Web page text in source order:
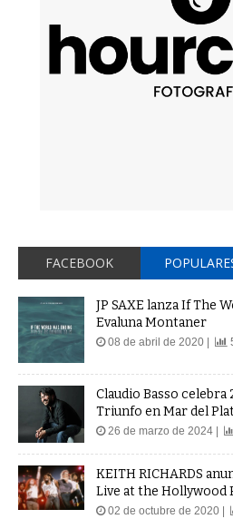
FACEBOOK
JP SAXE lanza If The
Evaluna Montaner
08 de abril de 2020 |
Claudio Basso
Triunfo en Mar del
26 de marzo de 2024 |
KEITH RICHARDS
Live at the Hollywood
02 de octubre de 2020 |